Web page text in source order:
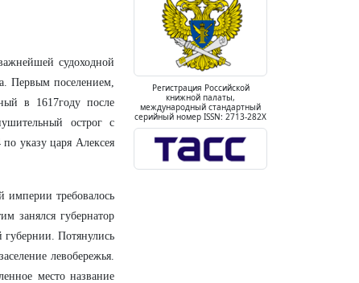
судоходной
Первым поселением,
в 1617году после
острог с
указу царя Алексея
империи требовалось
занялся губернатор
Потянулись
левобережья.
место название
Регистрация Российской
книжной палаты,
международный стандартный
серийный номер ISSN: 2713-282X